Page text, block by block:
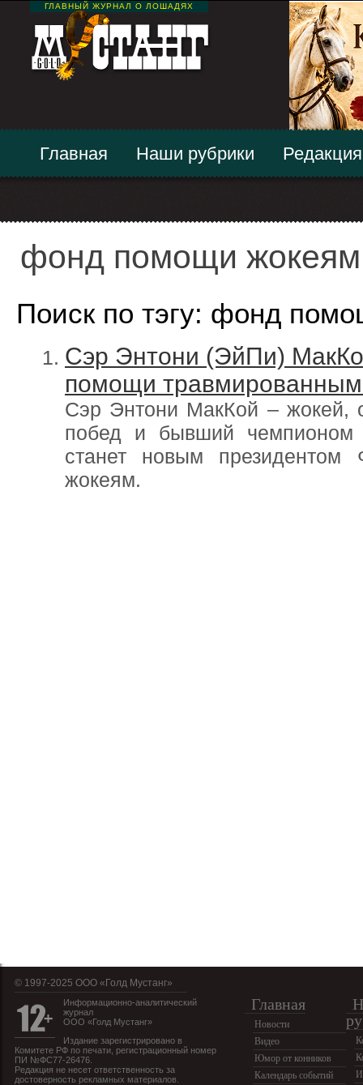
ГЛАВНЫЙ ЖУРНАЛ О ЛОШАДЯХ
Главная Наши рубрики Редакция
фонд помощи жокеям
Поиск по тэгу: фонд
Сэр Энтони (ЭйПи)
помощи
Сэр Энтони МакКой – жокей,
побед и бывший
станет новым
жокеям.
© 1997-2025 OOO «Голд Мустанг»
Информационно-аналитический
журнал
ООО «Голд Мустанг»
Издание зарегистрировано в
Комитете РФ по печати, регистрационный номер
ПИ №ФС77-26476.
Редакция не несет ответственность за
достоверность рекламных материалов.
Главная
Новости
Видео
Юмор от конников
Календарь событий